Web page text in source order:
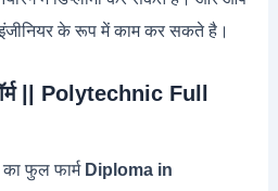
इंजीनियर के रूप में काम कर सकते है।
|| Polytechnic Full
फुल फार्म Diploma in